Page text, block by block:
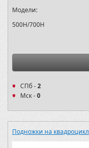
Модели:
500H/700H
СПб -2
Мск -0
Подножки на квадроцикл